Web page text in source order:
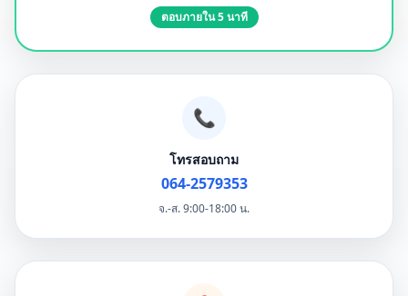
ตอบภายใน 5 นาที
📞
โทรสอบถาม
064-2579353
จ.-ส. 9:00-18:00 น.